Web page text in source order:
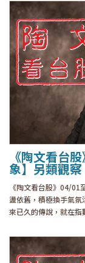
《陶文看台
象】另類觀察
《陶文看台股》04/
盪依舊，積極換手氣
來已久的傳說，就在指